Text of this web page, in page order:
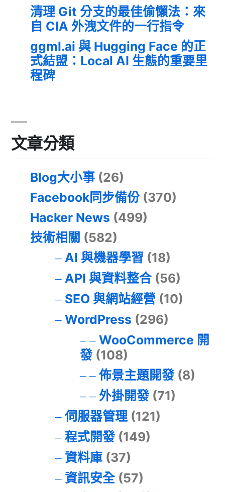
清理 Git 分支的最佳偷懶法：來
自 CIA 外洩文件的一行指令
ggml.ai 與 Hugging Face 的正
式結盟：Local AI 生態的重要里
程碑
文章分類
Blog大小事 (26)
Facebook同步備份 (370)
Hacker News (499)
技術相關 (582)
AI 與機器學習 (18)
API 與資料整合(56)
SEO 與網站經營 (10)
WordPress (296)
WooCommerce 開
發(108)
佈景主題開發(8)
外掛開發(71)
伺服器管理(121)
程式開發(149)
資料庫(37)
資訊安全(57)